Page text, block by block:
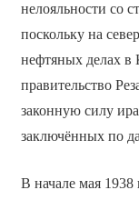
нелояльности со
поскольку на
нефтяных делах в
правительство
законную силу
заключённых по
В начале мая 1938